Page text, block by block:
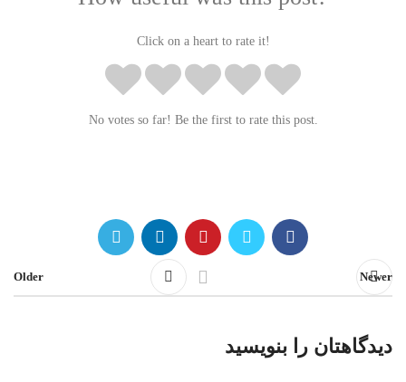
Click on a heart to rate it!
No votes so far! Be the first to rate this post.
Newer
Older
دیدگاهتان را بنویسید